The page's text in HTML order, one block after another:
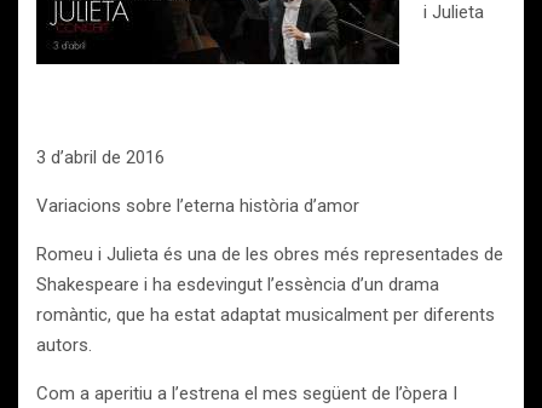
i Julieta
3 d’abril de 2016
Variacions sobre l’eterna història d’amor
Romeu i Julieta és una de les obres més representades de
Shakespeare i ha esdevingut l’essència d’un drama
romàntic, que ha estat adaptat musicalment per diferents
autors.
Com a aperitiu a l’estrena el mes següent de l’òpera I